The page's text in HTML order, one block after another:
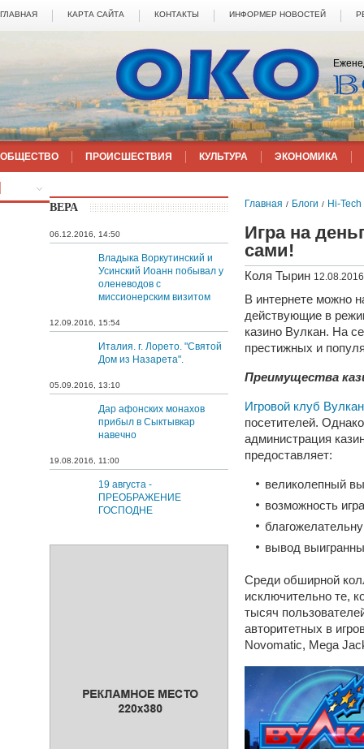
ГЛАВНАЯ КАРТА САЙТА КОНТАКТЫ ИНФОРМЕР НОВОСТЕЙ
ОБЩЕСТВО ПРОИСШЕСТВИЯ КУЛЬТУРА ЭКОНОМИКА
ВЕРА
06.12.2016, 14:50
Владыка Воркутинский и
Усинский Иоанн побывал у
оленеводов с
миссионерским визитом
12.09.2016, 15:54
Италия. г. Лорето. "Святой
Дом из Назарета".
05.09.2016, 13:10
Дар афонских монахов
прибыл в Сыктывкар
навечно
19.08.2016, 11:00
19 августа -
ПРЕОБРАЖЕНИЕ
ГОСПОДНЕ
Главная / Блоги / Hi-
Игра на
сами!
Коля Тырин
В интернете можно
действующие в
казино Вулкан. На
престижных и
Преимущества
Игровой клуб Вулкан
посетителей.
администрация
предоставляет:
великолепный
возможность
вывод
Среди обширной
исключительно те,
тысяч
авторитетных в
Novomatic, Mega